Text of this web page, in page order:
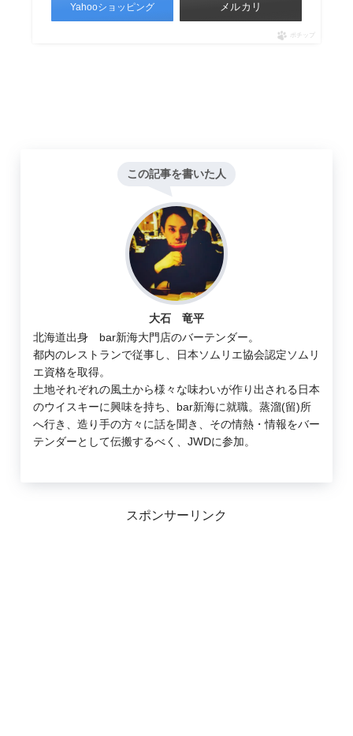
Yahooショッピング メルカリ
ポチップ
この記事を書いた人
大石 竜平
北海道出身 bar新海大門店のバーテンダー。
都内のレストランで従事し、日本ソムリエ協会認定ソムリ
エ資格を取得。
土地それぞれの風土から様々な味わいが作り出される日本
のウイスキーに興味を持ち、bar新海に就職。蒸溜(留)所
へ行き、造り手の方々に話を聞き、その情熱・情報をバー
テンダーとして伝搬するべく、JWDに参加。
スポンサーリンク